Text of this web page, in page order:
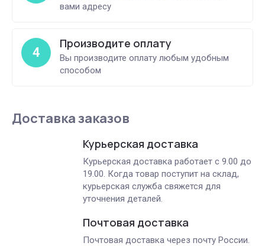
вами адресу
4
Производите оплату
Вы производите оплату любым удобным
способом
Доставка заказов
Курьерская доставка
Курьерская доставка работает с 9.00 до
19.00. Когда товар поступит на склад,
курьерская служба свяжется для
уточнения деталей.
Почтовая доставка
Почтовая доставка через почту России.